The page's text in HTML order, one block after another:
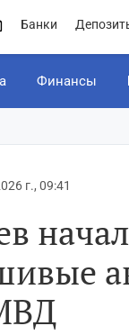
Банки
Финансы
г., 09:41